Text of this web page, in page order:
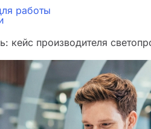
работы
кейс производителя